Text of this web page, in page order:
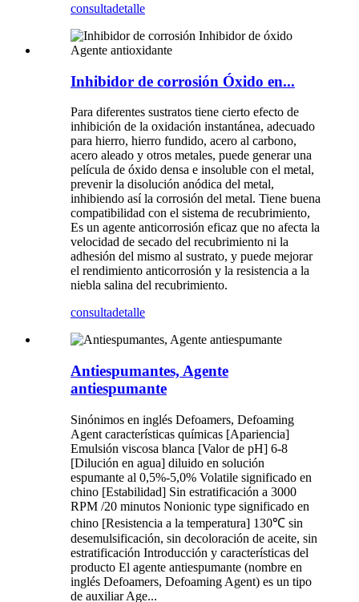
consultadetalle
Inhibidor de corrosión Óxido en...
Para diferentes sustratos tiene cierto efecto de
inhibición de la oxidación instantánea, adecuado
para hierro, hierro fundido, acero al carbono,
acero aleado y otros metales, puede generar una
película de óxido densa e insoluble con el metal,
prevenir la disolución anódica del metal,
inhibiendo así la corrosión del metal. Tiene buena
compatibilidad con el sistema de recubrimiento,
Es un agente anticorrosión eficaz que no afecta la
velocidad de secado del recubrimiento ni la
adhesión del mismo al sustrato, y puede mejorar
el rendimiento anticorrosión y la resistencia a la
niebla salina del recubrimiento.
consultadetalle
Antiespumantes, Agente
antiespumante
Sinónimos en inglés Defoamers, Defoaming
Agent características químicas [Apariencia]
Emulsión viscosa blanca [Valor de pH] 6-8
[Dilución en agua] diluido en solución
espumante al 0,5%-5,0% Volatile significado en
chino [Estabilidad] Sin estratificación a 3000
RPM /20 minutos Nonionic type significado en
chino [Resistencia a la temperatura] 130℃ sin
desemulsificación, sin decoloración de aceite, sin
estratificación Introducción y características del
producto El agente antiespumante (nombre en
inglés Defoamers, Defoaming Agent) es un tipo
de auxiliar Age...